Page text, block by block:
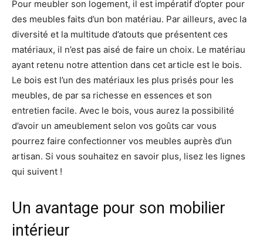
Pour meubler son logement, il est impératif d’opter pour
des meubles faits d’un bon matériau. Par ailleurs, avec la
diversité et la multitude d’atouts que présentent ces
matériaux, il n’est pas aisé de faire un choix. Le matériau
ayant retenu notre attention dans cet article est le bois.
Le bois est l’un des matériaux les plus prisés pour les
meubles, de par sa richesse en essences et son
entretien facile. Avec le bois, vous aurez la possibilité
d’avoir un ameublement selon vos goûts car vous
pourrez faire confectionner vos meubles auprès d’un
artisan. Si vous souhaitez en savoir plus, lisez les lignes
qui suivent !
Un avantage pour son mobilier
intérieur